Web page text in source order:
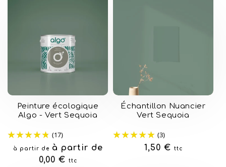
Peinture écologique
Algo - Vert Sequoia
(17)
Prix
habituel
à partir de
à partir de
0,00 €
ttc
Échantillon Nuancier
Vert Sequoia
(3)
Prix
1,50 € ttc